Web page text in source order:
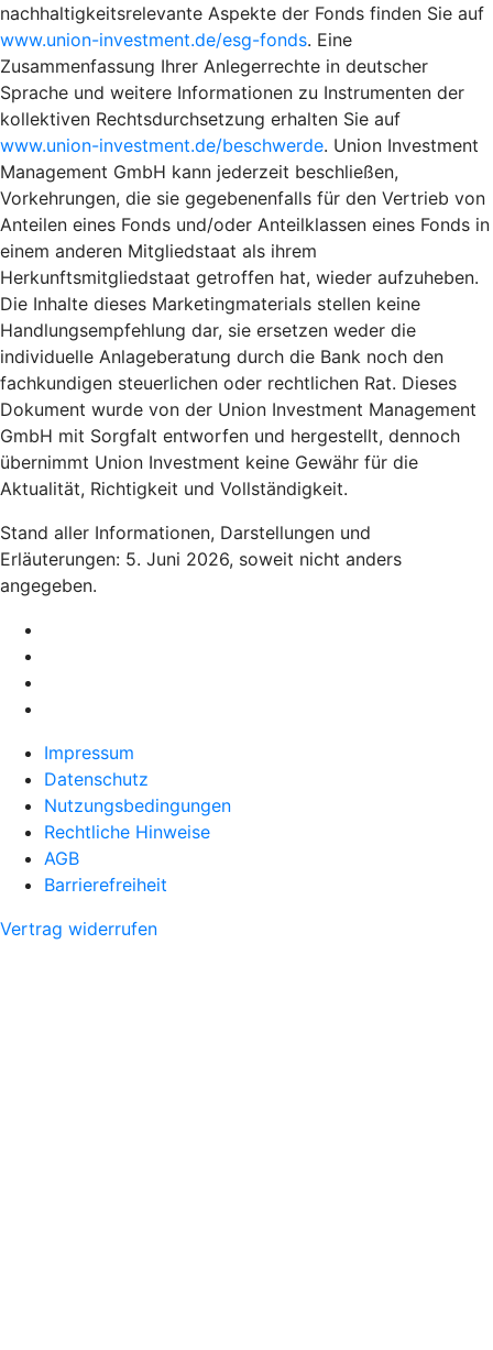
nachhaltigkeitsrelevante Aspekte der Fonds finden Sie auf
www.union-investment.de/esg-fonds. Eine
Zusammenfassung Ihrer Anlegerrechte in deutscher
Sprache und weitere Informationen zu Instrumenten der
kollektiven Rechtsdurchsetzung erhalten Sie auf
www.union-investment.de/beschwerde. Union Investment
Management GmbH kann jederzeit beschließen,
Vorkehrungen, die sie gegebenenfalls für den Vertrieb von
Anteilen eines Fonds und/oder Anteilklassen eines Fonds in
einem anderen Mitgliedstaat als ihrem
Herkunftsmitgliedstaat getroffen hat, wieder aufzuheben.
Die Inhalte dieses Marketingmaterials stellen keine
Handlungsempfehlung dar, sie ersetzen weder die
individuelle Anlageberatung durch die Bank noch den
fachkundigen steuerlichen oder rechtlichen Rat. Dieses
Dokument wurde von der Union Investment Management
GmbH mit Sorgfalt entworfen und hergestellt, dennoch
übernimmt Union Investment keine Gewähr für die
Aktualität, Richtigkeit und Vollständigkeit.
Stand aller Informationen, Darstellungen und
Erläuterungen: 5. Juni 2026, soweit nicht anders
angegeben.
Impressum
Datenschutz
Nutzungsbedingungen
Rechtliche Hinweise
AGB
Barrierefreiheit
Vertrag widerrufen